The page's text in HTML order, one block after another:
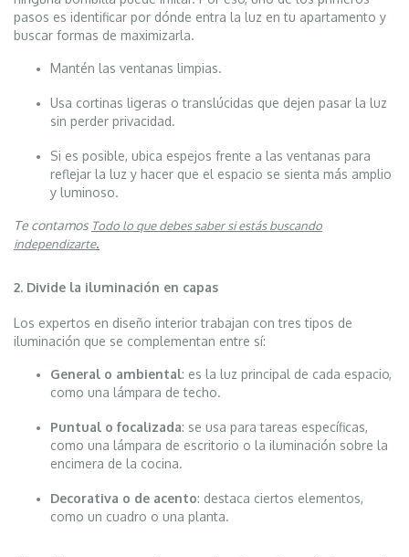
pasos es identificar por dónde entra la luz en tu apartamento y
buscar formas de maximizarla.
Mantén las ventanas limpias.
Usa cortinas ligeras o translúcidas que dejen pasar la luz
sin perder privacidad.
Si es posible, ubica espejos frente a las ventanas para
reflejar la luz y hacer que el espacio se sienta más amplio
y luminoso.
Te contamos Todo lo que debes saber si estás buscando
independizarte.
2. Divide la iluminación en capas
Los expertos en diseño interior trabajan con tres tipos de
iluminación que se complementan entre sí:
General o ambiental: es la luz principal de cada espacio,
como una lámpara de techo.
Puntual o focalizada: se usa para tareas específicas,
como una lámpara de escritorio o la iluminación sobre la
encimera de la cocina.
Decorativa o de acento: destaca ciertos elementos,
como un cuadro o una planta.